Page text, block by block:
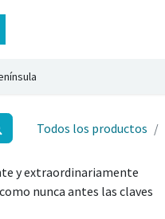
Todos los productos
y extraordinariamente
nunca antes las claves